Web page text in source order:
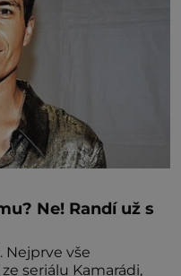
Ne! Randí už s
Nejprve vše
seriálu Kamarádi,